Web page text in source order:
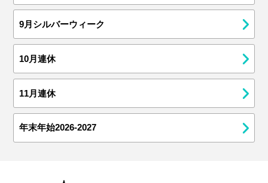
9月シルバーウィーク
10月連休
11月連休
年末年始2026-2027